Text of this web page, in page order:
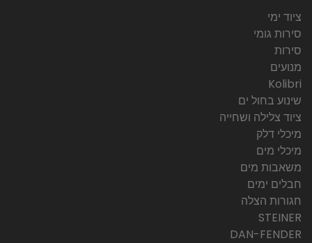
ציוד ימי
סירות גומי
סירות
מנועים
Kolibri
שינוע בחול ים
ציוד צלילה ושחייה
מיכלי דלק
מיכלי מים
משאבות מים
חבלים ימים
חגורות הצלה
STEINER
DAN-FENDER